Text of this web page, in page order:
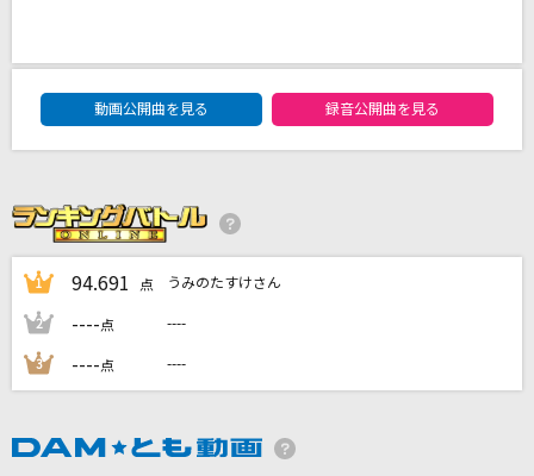
[生音]Hello,Again～昔からある場所～
三田明
烏(ビデオクリップバージョン)
米津玄師
小樽にて
[生音]夢先案内人
DAM★ともボーカルエントリーランキング
動画公開曲を見る
録音公開曲を見る
1 94.691 点 うみのたすけさん
2 ----点 ----
3 ----点 ----